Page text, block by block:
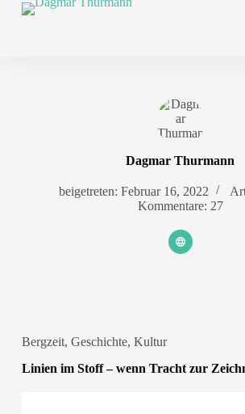
Z
Dagmar Thurmann
beigetreten: Februar 16, 2022
Kommentare: 27
Bergzeit, Geschichte, Kultur
Linien im Stoff – wenn Tracht zur